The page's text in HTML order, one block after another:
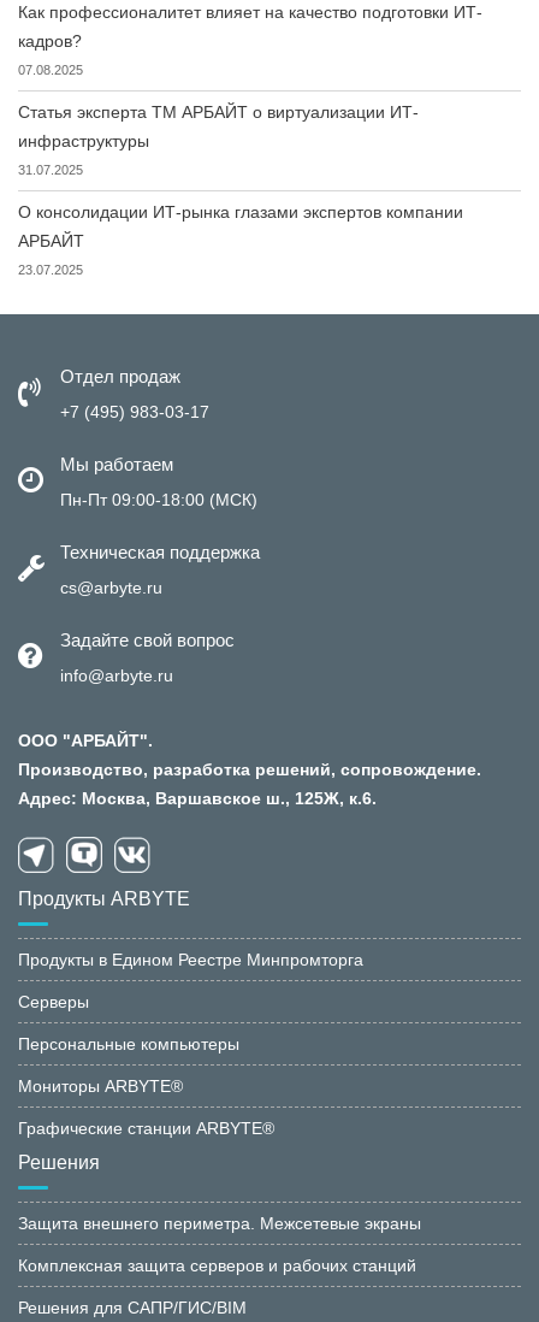
Как профессионалитет влияет на качество подготовки ИТ-
кадров?
07.08.2025
Статья эксперта ТМ АРБАЙТ о виртуализации ИТ-
инфраструктуры
31.07.2025
О консолидации ИТ-рынка глазами экспертов компании
АРБАЙТ
23.07.2025
Отдел продаж
+7 (495) 983-03-17
Мы работаем
Пн-Пт 09:00-18:00 (МСК)
Техническая поддержка
cs@arbyte.ru
Задайте свой вопрос
info@arbyte.ru
ООО "АРБАЙТ".
Производство, разработка решений, сопровождение.
Адрес: Москва, Варшавское ш., 125Ж, к.6.
Продукты ARBYTE
Продукты в Едином Реестре Минпромторга
Серверы
Персональные компьютеры
Мониторы ARBYTE®
Графические станции ARBYTE®
Решения
Защита внешнего периметра. Межсетевые экраны
Комплексная защита серверов и рабочих станций
Решения для САПР/ГИС/BIM